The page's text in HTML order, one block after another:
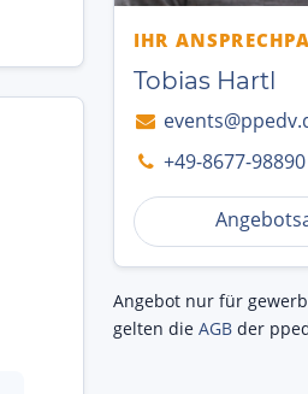
IHR
Tobias Hartl
+49-8677-98890
Angebot nur für
gelten die AGB der